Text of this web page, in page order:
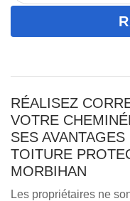
RÉALISEZ
VOTRE
SES
TOITURE
MORBIHAN
Les propriétaires ne